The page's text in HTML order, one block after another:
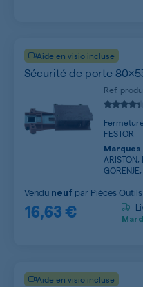
Aide en visio incluse
Sécurité de porte
Ref.
FESTOR
ARISTON,
GORENJE,
16,63 €
Vendu neuf par Pièces Outils
Aide en visio incluse